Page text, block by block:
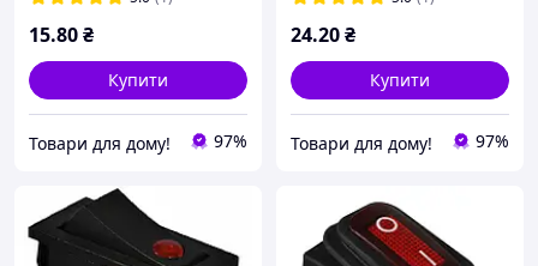
15.80₴
Купити
Товари для дому! 97%
24.20₴
Купити
Товари для дому! 97%